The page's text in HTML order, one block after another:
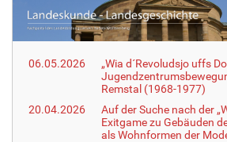
e
:
06.05.2026
„Wia d´Revoludsjo uffs
Remstal (1968-1977)
20.04.2026
Auf der Suche nach der
Exitgame zu Gebäuden
als Wohnformen der